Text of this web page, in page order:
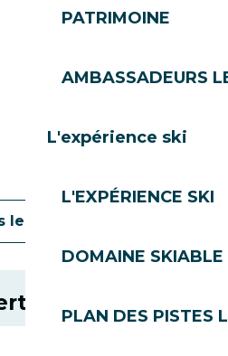
PATRIMOINE
AMBASSADEURS
L'expérience ski
L'EXPÉRIENCE SKI
DOMAINE SKIABLE
PLAN DES PISTES
prestations